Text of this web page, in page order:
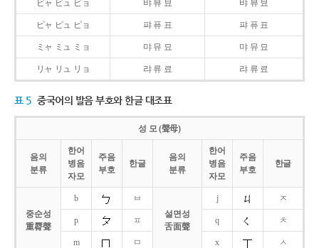
ビャ ビュ ビョ 뱌 뷰 뵤 뱌 뷰 뵤
ピャ ピュ ピョ 퍄 퓨 표 퍄 퓨 표
ミャ ミュ ミョ 먀 뮤 묘 먀 뮤 묘
リャ リュ リョ 랴 류 료 랴 류 료
표 5 중국어의 발음 부호와 한글 대조표
성 모 (聲母)
음의
분류
한어
병음
자모
주음
부호
한글
음의
분류
한어
병음
자모
주음
부호
한글
중순성
重脣聲
b
ㅂ
설면성
舌面聲
j ㅈ
p ㅍ q ㅊ
m ㅁ x ㅅ